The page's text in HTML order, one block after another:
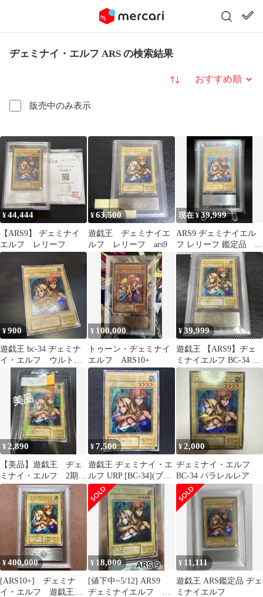
ヂェミナイ・エルフ ARS の検索結果
販売中のみ表示
並び替え
¥44,444
【ARS9】 ヂェミナイ
エルフ レリーフ
¥63,500
遊戯王 ヂェミナイエ
ルフ レリーフ ars9
現在 ¥39,999
ARS9 ヂェミナイエル
フ レリーフ 鑑定品 遊
戯王
¥900
遊戯王 bc-34 ヂェミナ
イ・エルフ ウルトラ
レア
¥ 100,000
トゥーン・ヂェミナイ
エルフ ARS10+
¥39,999
遊戯王 【ARS9】ヂェ
ミナイエルフ BC-34 パ
ラレル ARS鑑定
¥2,890
【美品】遊戯王 ヂェ
ミナイ・エルフ 2期
BC-34 パラレル
¥7,500
遊戯王 ヂェミナイ・エ
ルフ URP [BC-34](ブー
スタークロニクル)
¥2,000
ヂェミナイ・エルフ
BC-34 パラレルレア
¥400,000
[ARS10+] ヂェミナ
イ・エルフ 遊戯王
¥ 18,000
[値下中~5/12] ARS9
ヂェミナイエルフ レ
¥ 11,111
遊戯王 ARS鑑定品 ヂェ
ミナイエルフ